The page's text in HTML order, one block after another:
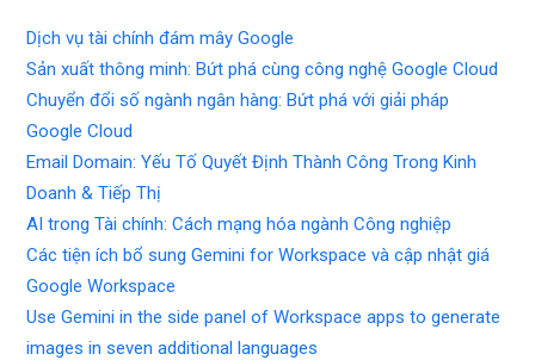
Dịch vụ tài chính đám mây Google
Sản xuất thông minh: Bứt phá cùng công nghệ Google Cloud
Chuyển đổi số ngành ngân hàng: Bứt phá với giải pháp
Google Cloud
Email Domain: Yếu Tố Quyết Định Thành Công Trong Kinh
Doanh & Tiếp Thị
AI trong Tài chính: Cách mạng hóa ngành Công nghiệp
Các tiện ích bổ sung Gemini for Workspace và cập nhật giá
Google Workspace
Use Gemini in the side panel of Workspace apps to generate
images in seven additional languages